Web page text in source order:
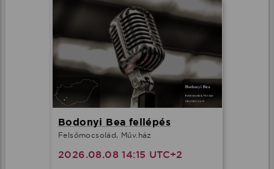
Bodonyi Bea fellépés
Felsőmocsolád, Műv.ház
2026.08.08 14:15 UTC+2